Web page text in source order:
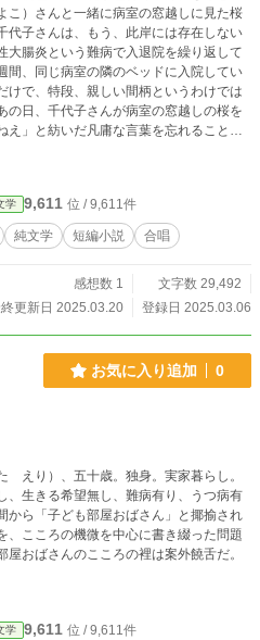
こ）さんと一緒に病室の窓越しに見た桜
代子さんは、もう、此岸には存在しない
大腸炎という難病で入退院を繰り返して
間、同じ病室の隣のベッドに入院してい
けで、特段、親しい間柄というわけでは
の日、千代子さんが病室の窓越しの桜を
え」と紡いだ凡庸な言葉を忘れることが
ッドのカーテン越しに聞き知った情報
と足を運んだ。だが、そこに、千代子さ
一年ほどの時が過ぎ、私は、アルバイ
日々の中、千代子さんと見た病窓の桜の
頃、私は、千代子さんの訃報を知ること
学 9,611 位 / 9,611件
純文学 短編小説 合唱
感想数 1
文字数 29,492
更新日 2025.03.20
登録日 2025.03.06
お気に入り追加 0
えり）、五十歳。独身。実家暮らし。
、生きる希望無し、難病有り、うつ病有
から「子ども部屋おばさん」と揶揄され
、こころの機微を中心に書き綴った問題
屋おばさんのこころの裡は案外饒舌だ。
学 9,611 位 / 9,611件